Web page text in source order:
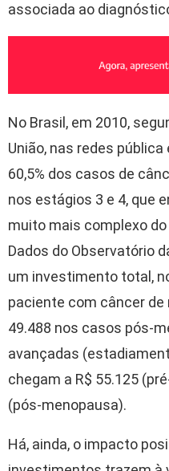
associada ao
No Brasil, em 2010,
União, nas redes
60,5% dos casos de
nos estágios 3 e 4, que
muito mais complexo
Dados do Observatório
um investimento total,
paciente com câncer de
49.488 nos casos pós-
avançadas
chegam a R$ 55.125
(pós-menopausa).
Há, ainda, o impacto